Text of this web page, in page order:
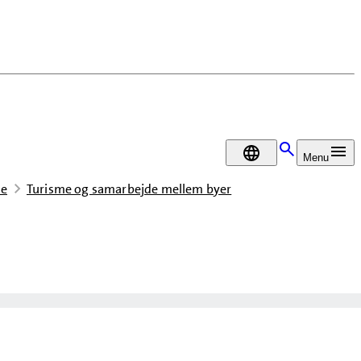
DA Menu
Turisme og samarbejde mellem byer